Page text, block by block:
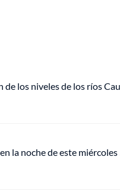
los niveles de los ríos
la noche de este